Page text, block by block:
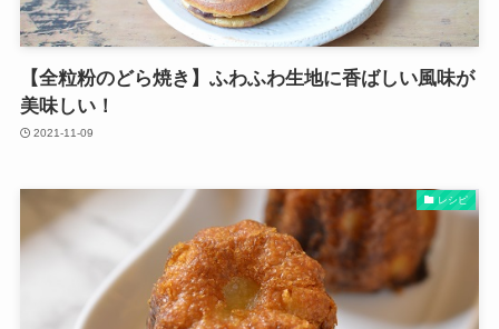
【全粒粉のどら焼き】ふわふわ生地に香ばしい風味が
美味しい！
2021-11-09
レシピ